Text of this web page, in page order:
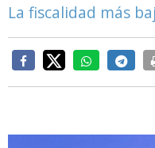
La fiscalidad más